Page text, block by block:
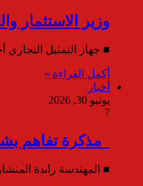
وزير الاستثمار
■ جهاز التمثيل التجاري
أكمل القراءة »
أخبار
يونيو 30, 2026
7
مذكرة تفاهم
■ المهندسة راندة